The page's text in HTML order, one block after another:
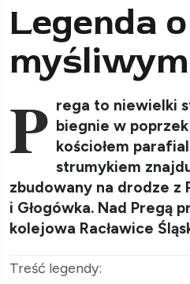
Legenda
myśliwym
P rega to niewielki
biegnie w
kościołem
strumykiem
zbudowany na drodze z
i Głogówka. Nad Pregą
kolejowa Racławice
Treść legendy: